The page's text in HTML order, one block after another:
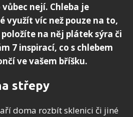
nejí. Chleba je
využít víc než pouze na to,
na něj plátek sýra či
7 inspirací, co s chlebem
ve vašem bříšku.
střepy
doma rozbít sklenici či jiné